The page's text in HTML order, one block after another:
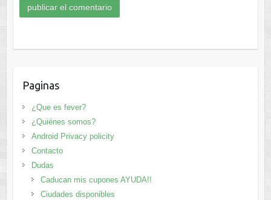
Paginas
¿Que es fever?
¿Quiénes somos?
Android Privacy policity
Contacto
Dudas
Caducan mis cupones AYUDA!!
Ciudades disponibles